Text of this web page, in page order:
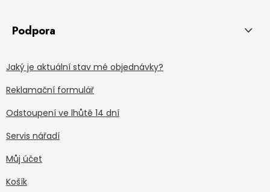
Podpora
Jaký je aktuální stav mé objednávky?
Reklamační formulář
Odstoupení ve lhůtě 14 dní
Servis nářadí
Můj účet
Košík